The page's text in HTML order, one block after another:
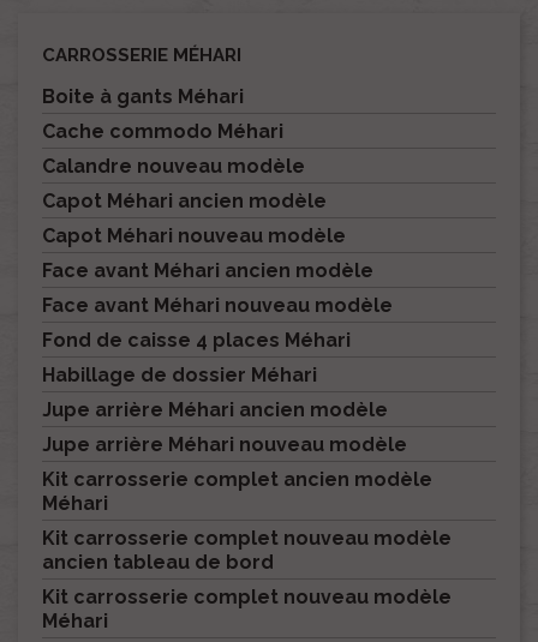
CARROSSERIE MÉHARI
Boite à gants Méhari
Cache commodo Méhari
Calandre nouveau modèle
Capot Méhari ancien modèle
Capot Méhari nouveau modèle
Face avant Méhari ancien modèle
Face avant Méhari nouveau modèle
Fond de caisse 4 places Méhari
Habillage de dossier Méhari
Jupe arrière Méhari ancien modèle
Jupe arrière Méhari nouveau modèle
Kit carrosserie complet ancien modèle
Méhari
Kit carrosserie complet nouveau modèle
ancien tableau de bord
Kit carrosserie complet nouveau modèle
Méhari